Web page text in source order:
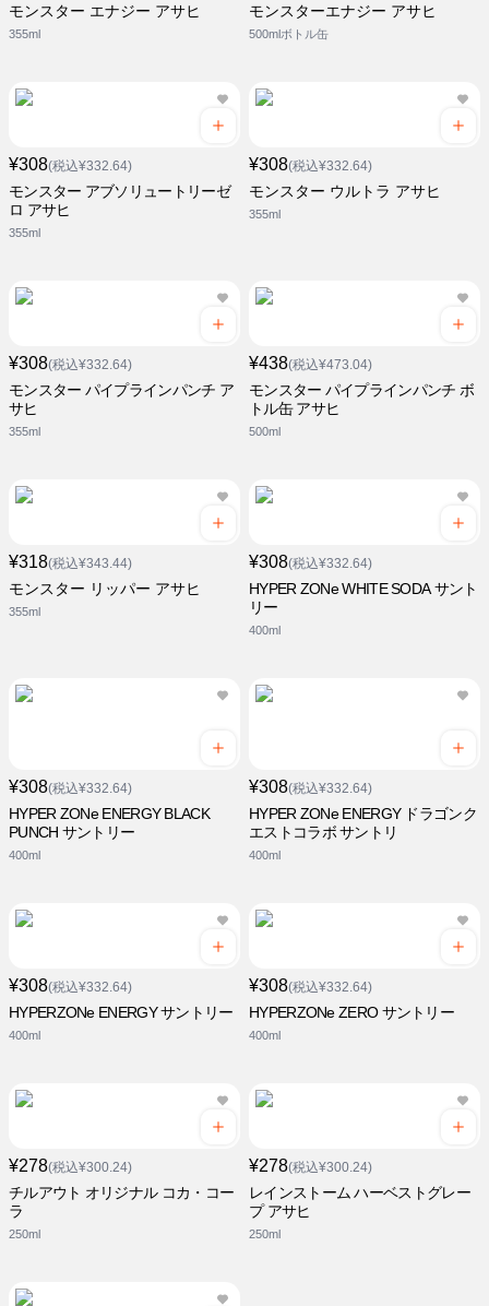
モンスター エナジー アサヒ
355ml
モンスターエナジー アサヒ
500mlボトル缶
¥308(税込¥332.64)
モンスター アブソリュートリーゼ
ロ アサヒ
355ml
¥308(税込¥332.64)
モンスター ウルトラ アサヒ
355ml
¥308(税込¥332.64)
モンスター パイプラインパンチ ア
サヒ
355ml
¥438(税込¥473.04)
モンスター パイプラインパンチ ボ
トル缶 アサヒ
500ml
¥318(税込¥343.44)
モンスター リッパー アサヒ
355ml
¥308(税込¥332.64)
HYPER ZONe WHITE SODA サント
リー
400ml
¥308(税込¥332.64)
HYPER ZONe ENERGY BLACK
PUNCH サントリー
400ml
¥308(税込¥332.64)
HYPER ZONe ENERGY ドラゴンク
エストコラボ サントリ
400ml
¥308(税込¥332.64)
HYPERZONe ENERGY サントリー
400ml
¥308(税込¥332.64)
HYPERZONe ZERO サントリー
400ml
¥278(税込¥300.24)
チルアウト オリジナル コカ・コー
ラ
250ml
¥278(税込¥300.24)
レインストーム ハーベストグレー
プ アサヒ
250ml